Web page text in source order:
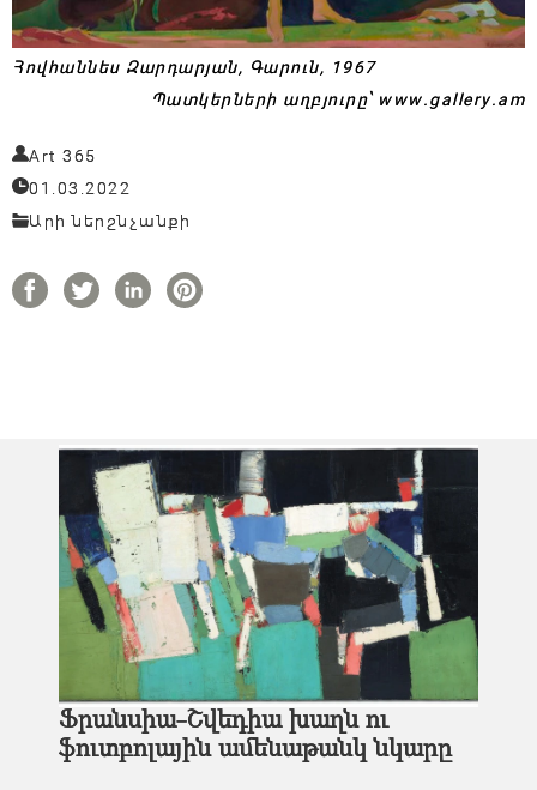
Հովհաննես Զարդարյան, Գարուն, 1967
Պատկերների աղբյուրը՝ www.gallery.am
Art 365
01.03.2022
Արի ներշնչանքի
Ֆրանսիա-Շվեդիա խաղն ու
ֆուտբոլային ամենաթանկ նկարը